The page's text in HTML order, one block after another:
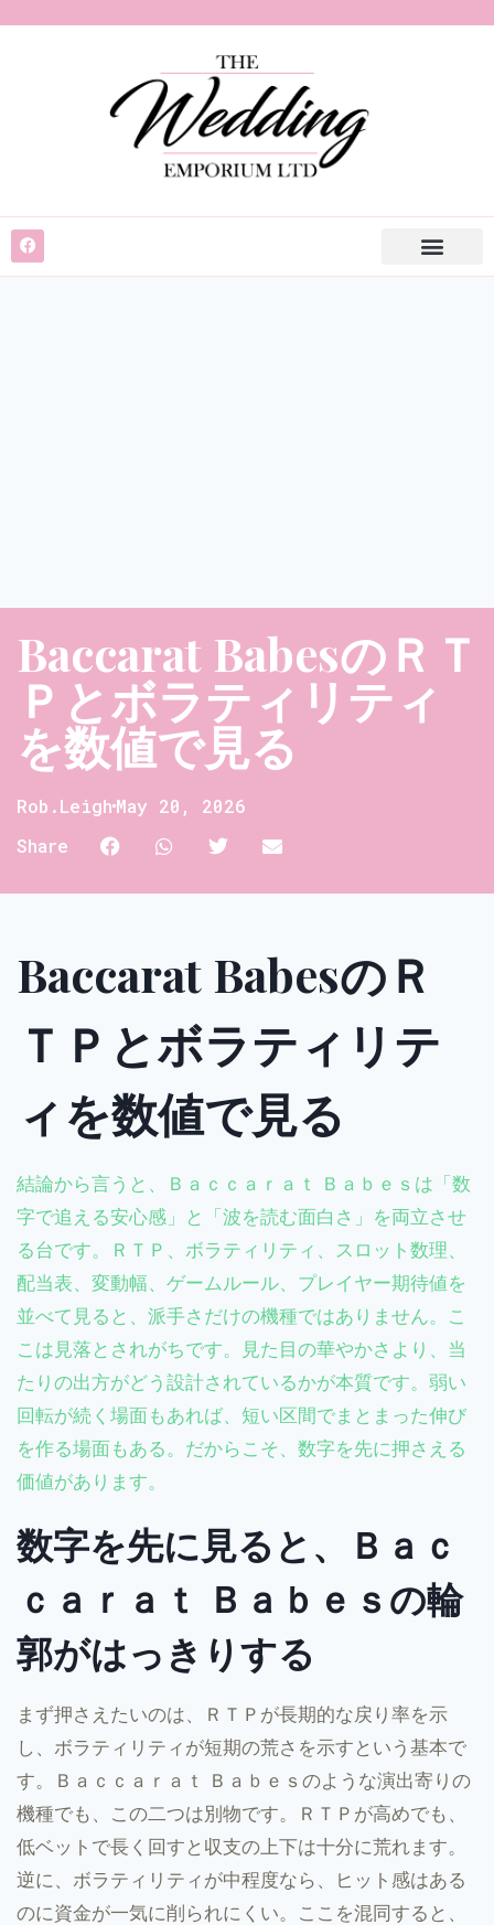
Baccarat BabesのＲＴ
Ｐとボラティリティ
を数値で見る
Rob.leigh May 20, 2026
Share
Baccarat BabesのＲ
ＴＰとボラティリテ
ィを数値で見る
結論から言うと、Ｂａｃｃａｒａｔ Ｂａｂｅｓは「数
字で追える安心感」と「波を読む面白さ」を両立させ
る台です。ＲＴＰ、ボラティリティ、スロット数理、
配当表、変動幅、ゲームルール、プレイヤー期待値を
並べて見ると、派手さだけの機種ではありません。こ
こは見落とされがちです。見た目の華やかさより、当
たりの出方がどう設計されているかが本質です。弱い
回転が続く場面もあれば、短い区間でまとまった伸び
を作る場面もある。だからこそ、数字を先に押さえる
価値があります。
数字を先に見ると、Ｂａｃ
ｃａｒａｔ Ｂａｂｅｓの輪
郭がはっきりする
まず押さえたいのは、ＲＴＰが長期的な戻り率を示
し、ボラティリティが短期の荒さを示すという基本で
す。Ｂａｃｃａｒａｔ Ｂａｂｅｓのような演出寄りの
機種でも、この二つは別物です。ＲＴＰが高めでも、
低ベットで長く回すと収支の上下は十分に荒れます。
逆に、ボラティリティが中程度なら、ヒット感はある
のに資金が一気に削られにくい。ここを混同すると、